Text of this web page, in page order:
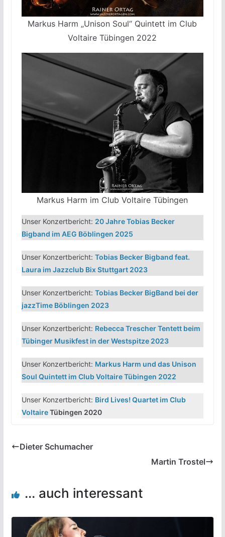
Markus Harm „Unison Soul“ Quintett im Club
Voltaire Tübingen 2022
Markus Harm im Club Voltaire Tübingen
Unser Konzertbericht: 20 Jahre Tobias Becker
Bigband im AEG Böblingen 2025
Unser Konzertbericht: Tobias Becker Bigband feat.
Laura im Jazzclub Bix Stuttgart 2023
Unser Konzertbericht: Tobias Becker BigBand bei der
jazzTime Böblingen 2023
Unser Konzertbericht: Rebecca Trescher Tentett beim
Tübinger Musikfest in der Westspitze 2023
Unser Konzertbericht: Markus Harm und das Unison
Soul Quintett im Club Voltaire Tübingen 2022
Unser Konzertbericht: Bird Lives! Quartet im Club
VoltaireTübingen 2020
Dieter Schumacher
Martin Trostel
... auch interessant